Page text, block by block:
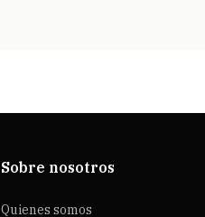
Sobre nosotros
Quienes somos